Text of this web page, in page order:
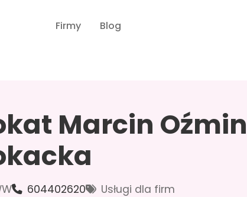
Firmy Blog
Marcin
604402620 Usługi dla firm